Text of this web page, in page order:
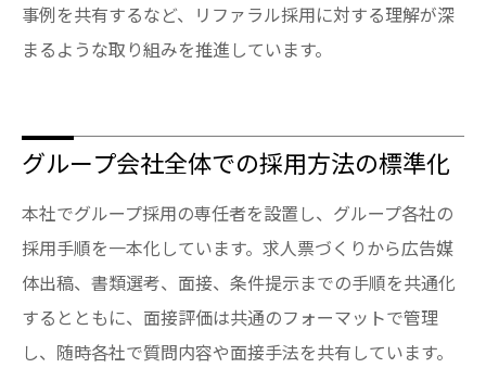
事例を共有するなど、リファラル採用に対する理解が深
まるような取り組みを推進しています。
グループ会社全体での採用方法の標準化
本社でグループ採用の専任者を設置し、グループ各社の
採用手順を一本化しています。求人票づくりから広告媒
体出稿、書類選考、面接、条件提示までの手順を共通化
するとともに、面接評価は共通のフォーマットで管理
し、随時各社で質問内容や面接手法を共有しています。